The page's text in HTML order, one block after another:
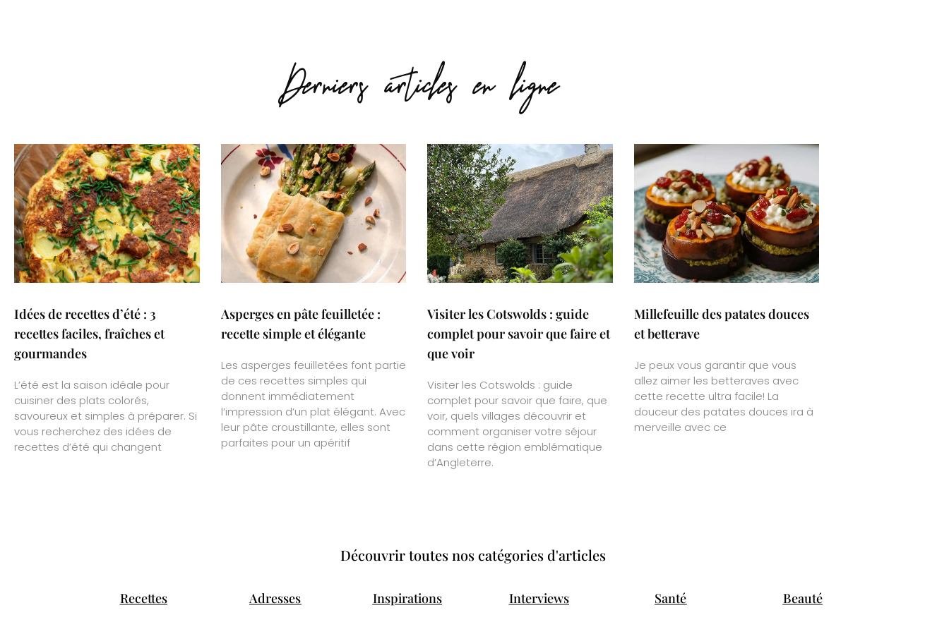
Derniers articles en ligne
Idées de recettes d’été : 3
recettes faciles, fraîches et
gourmandes
L’été est la saison idéale pour
cuisiner des plats colorés,
savoureux et simples à préparer. Si
vous recherchez des idées de
recettes d’été qui changent
Asperges en pâte feuilletée :
recette simple et élégante
Les asperges feuilletées font partie
de ces recettes simples qui
donnent immédiatement
l’impression d’un plat élégant. Avec
leur pâte croustillante, elles sont
parfaites pour un apéritif
Visiter les Cotswolds : guide
complet pour savoir que faire et
que voir
Visiter les Cotswolds : guide
complet pour savoir que faire, que
voir, quels villages découvrir et
comment organiser votre séjour
dans cette région emblématique
d’Angleterre.
Millefeuille des patates douces
et betterave
Je peux vous garantir que vous
allez aimer les betteraves avec
cette recette ultra facile! La
douceur des patates douces ira à
merveille avec ce
Découvrir toutes nos catégories d'articles
Recettes Adresses Inspirations Interviews Santé Beauté